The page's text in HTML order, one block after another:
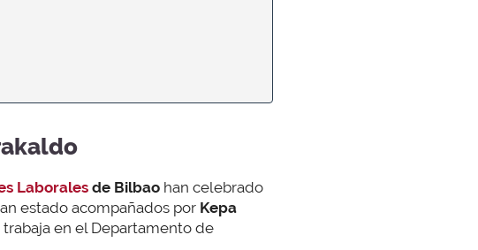
Laboralesde Bilbao han celebrado
estado acompañados por Kepa
en el Departamento de